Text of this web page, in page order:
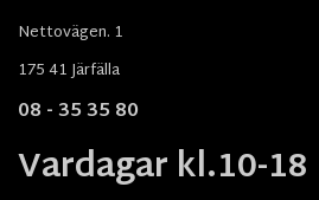
Nettovägen. 1
175 41 Järfälla
08 - 35 35 80
Vardagar kl.10-18